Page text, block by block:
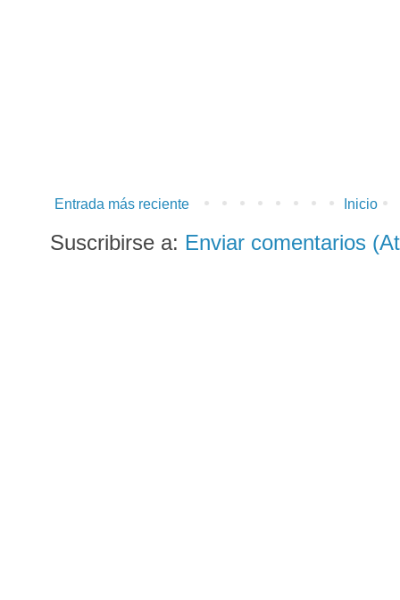
Entrada más reciente Inicio
Suscribirse a: Enviar comentarios